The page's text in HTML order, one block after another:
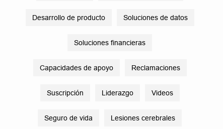
Desarrollo de producto Soluciones de datos
Soluciones financieras
Capacidades de apoyo Reclamaciones
Suscripción Liderazgo Videos
Seguro de vida Lesiones cerebrales